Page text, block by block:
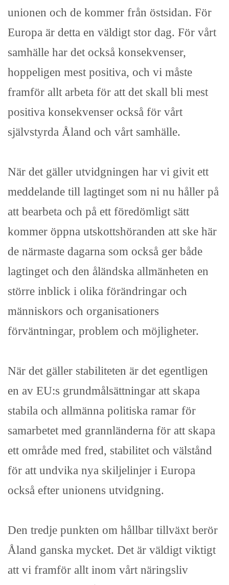
unionen och de kommer från östsidan. För
Europa är detta en väldigt stor dag. För vårt
samhälle har det också konsekvenser,
hoppeligen mest positiva, och vi måste
framför allt arbeta för att det skall bli mest
positiva konsekvenser också för vårt
självstyrda Åland och vårt samhälle.
När det gäller utvidgningen har vi givit ett
meddelande till lagtinget som ni nu håller på
att bearbeta och på ett föredömligt sätt
kommer öppna utskottshöranden att ske här
de närmaste dagarna som också ger både
lagtinget och den åländska allmänheten en
större inblick i olika förändringar och
människors och organisationers
förväntningar, problem och möjligheter.
När det gäller stabiliteten är det egentligen
en av EU:s grundmålsättningar att skapa
stabila och allmänna politiska ramar för
samarbetet med grannländerna för att skapa
ett område med fred, stabilitet och välstånd
för att undvika nya skiljelinjer i Europa
också efter unionens utvidgning.
Den tredje punkten om hållbar tillväxt berör
Åland ganska mycket. Det är väldigt viktigt
att vi framför allt inom vårt näringsliv